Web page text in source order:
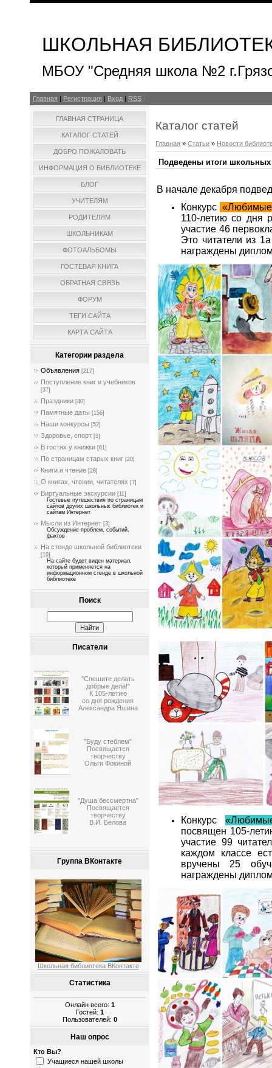
ШКОЛЬНАЯ
МБОУ "Средняя школа №2
Главная Регистрация Вход RSS
ГЛАВНАЯ СТРАНИЦА
КАТАЛОГ СТАТЕЙ
ДОБРО ПОЖАЛОВАТЬ
ИНФОРМАЦИЯ О БИБЛИОТЕКЕ
БЛОГ
УЧИТЕЛЯМ
РОДИТЕЛЯМ
ШКОЛЬНИКАМ
ФОТОАЛЬБОМЫ
ГОСТЕВАЯ КНИГА
ОБРАТНАЯ СВЯЗЬ
ФОРУМ
ТЕГИ САЙТА
КАРТА САЙТА
Категории раздела
Объявления [217]
Поступление книг и учебников
[37]
Праздники [40]
Памятные даты [156]
Наши конкурсы [52]
Здоровье, спорт [5]
В гостях у книжки [61]
По страницам старых книг [20]
Книги и чтение [28]
О книгах, чтении, читателях [7]
Виртуальные экскурсии [11]
Гостевые путешествия по страницам
сайтов других школьных библиотек и
сайтам Интернет
Мысли из Интернет [3]
Обсуждение проблем, событий,
фактов
На стенде школьной библиотеки
[19]
На сайте будет виден материал,
который применяется на
информационном стенде в школьной
библиотеке
Поиск
Писатели
"Спешите делать
добрые дела!"
К 105-летию
со дня рождения
Александра Яшина
"Буду стеблем"
Посвящается
творчеству
Ольги Фокиной
"Душа бессмертна"
Посвящается
творчеству
В.И. Белова
Группа ВКонтакте
Школьная библиотека ВКонтакте
Статистика
Онлайн всего: 1
Гостей: 1
Пользователей: 0
Наш опрос
Кто Вы?
Учащиеся нашей школы
Каталог статей
Главная » Статьи » Новости
Подведены итоги
В начале декабря
Конкурс «Любимые
110-летию со дня
участие 46
Это читатели из
награждены
Конкурс
посвящен 105-
участие 99
каждом классе
вручены 25
награждены